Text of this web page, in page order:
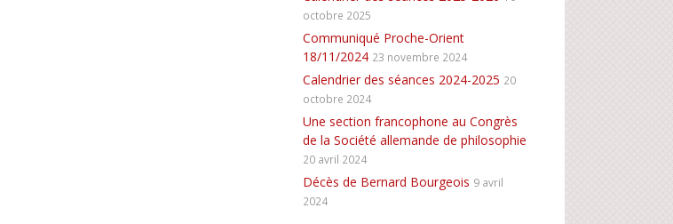
octobre 2025
Communiqué Proche-Orient
18/11/2024 23 novembre 2024
Calendrier des séances 2024-2025 20
octobre 2024
Une section francophone au Congrès
de la Société allemande de philosophie
20 avril 2024
Décès de Bernard Bourgeois 9 avril
2024